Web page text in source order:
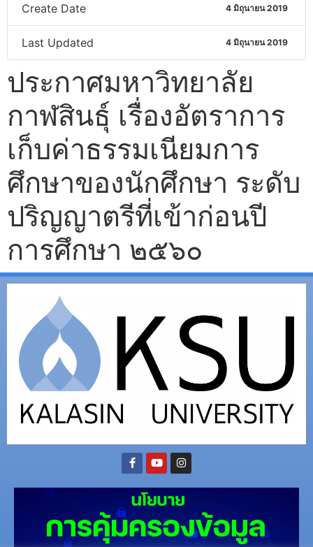
Create Date 4 มิถุนายน 2019
Last Updated 4 มิถุนายน 2019
ประกาศมหาวิทยาลัย
กาฬสินธุ์ เรื่องอัตราการ
เก็บค่าธรรมเนียมการ
ศึกษาของนักศึกษา ระดับ
ปริญญาตรีที่เข้าก่อนปี
การศึกษา ๒๕๖๐